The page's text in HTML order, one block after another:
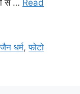
से … Read
जैन धर्म,फोटो